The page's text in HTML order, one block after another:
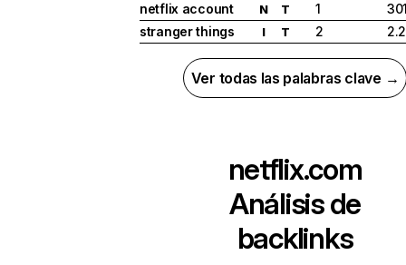
netflix account
N T 1
stranger things
I T 2
Ver todas las palabras clave →
netflix.com
Análisis de
backlinks